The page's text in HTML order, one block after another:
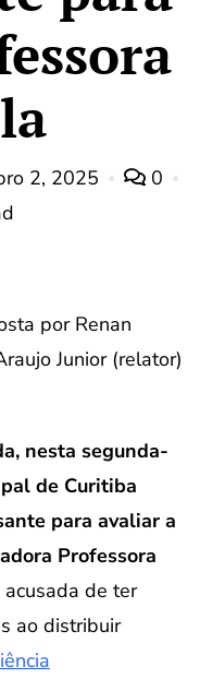
2, 2025
0
por Renan
Junior (relator)
nesta segunda-
de Curitiba
para avaliar a
Professora
de ter
ao distribuir